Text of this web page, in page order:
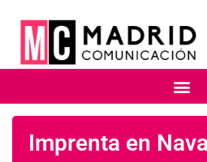
Imprenta en